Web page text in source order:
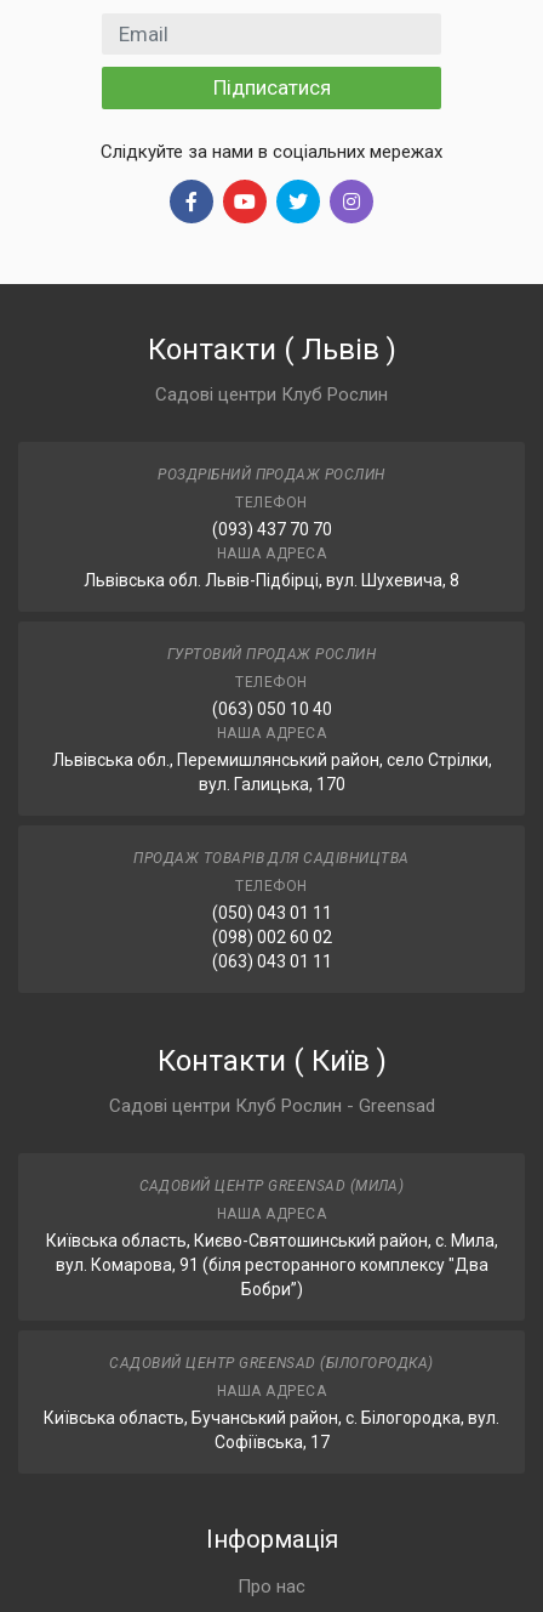
Email
Підписатися
Слідкуйте за нами в соціальних мережах
Контакти ( Львів )
Садові центри Клуб Рослин
РОЗДРІБНИЙ ПРОДАЖ РОСЛИН
ТЕЛЕФОН
(093) 437 70 70
НАША АДРЕСА
Львівська обл. Львів-Підбірці, вул. Шухевича, 8
ГУРТОВИЙ ПРОДАЖ РОСЛИН
ТЕЛЕФОН
(063) 050 10 40
НАША АДРЕСА
Львівська обл., Перемишлянський район, село Стрілки,
вул. Галицька, 170
ПРОДАЖ ТОВАРІВ ДЛЯ САДІВНИЦТВА
ТЕЛЕФОН
(050) 043 01 11
(098) 002 60 02
(063) 043 01 11
Контакти ( Київ )
Садові центри Клуб Рослин - Greensad
САДОВИЙ ЦЕНТР GREENSAD (МИЛА)
НАША АДРЕСА
Київська область, Києво-Святошинський район, с. Мила,
вул. Комарова, 91 (біля ресторанного комплексу "Два
Бобри”)
САДОВИЙ ЦЕНТР GREENSAD (БІЛОГОРОДКА)
НАША АДРЕСА
Київська область, Бучанський район, с. Білогородка, вул.
Софіївська, 17
Інформація
Про нас